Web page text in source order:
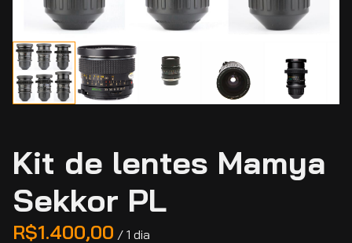
Kit de lentes Mamya
Sekkor PL
/